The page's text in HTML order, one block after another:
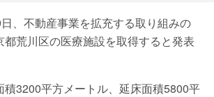
、不動産事業を拡充する取り組みの
荒川区の医療施設を取得すると発表
積3200平方メートル、延床面積5800平